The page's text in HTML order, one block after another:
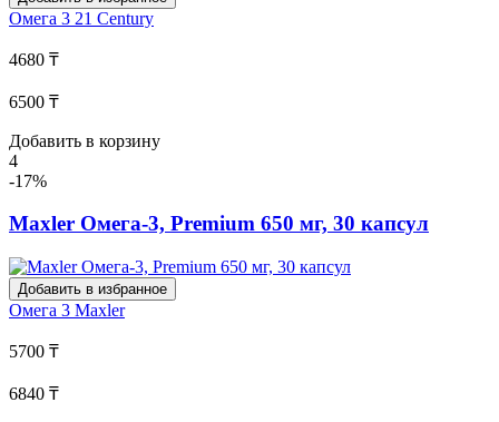
Омега 3 21 Century
4680 ₸
6500 ₸
Добавить в корзину
4
-17%
Maxler Омега-3, Premium 650 мг, 30 капсул
Добавить в избранное
Омега 3 Maxler
5700 ₸
6840 ₸